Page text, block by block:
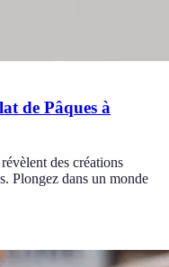
de Pâques à
des créations
Plongez dans un monde